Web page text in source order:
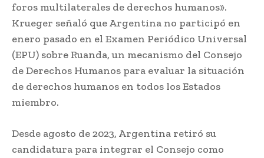
foros multilaterales de derechos humanos».
Krueger señaló que Argentina no participó en
enero pasado en el Examen Periódico Universal
(EPU) sobre Ruanda, un mecanismo del Consejo
de Derechos Humanos para evaluar la situación
de derechos humanos en todos los Estados
miembro.
Desde agosto de 2023, Argentina retiró su
candidatura para integrar el Consejo como